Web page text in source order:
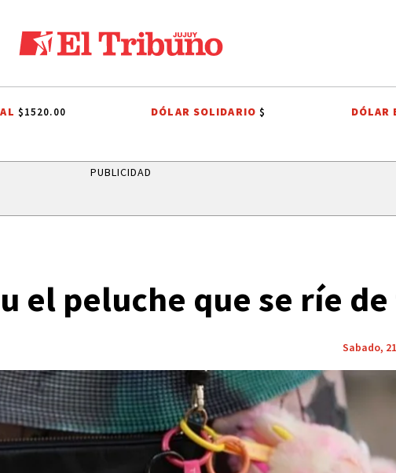
EL TRIBUNO POR LOS BARRIOS ONDA ESTUDIANTIL 2026 ÁLVARO
$1520.00 DÓLAR SOLIDARIO$ DÓLAR
PUBLICIDAD
el peluche que se ríe
Sabado,